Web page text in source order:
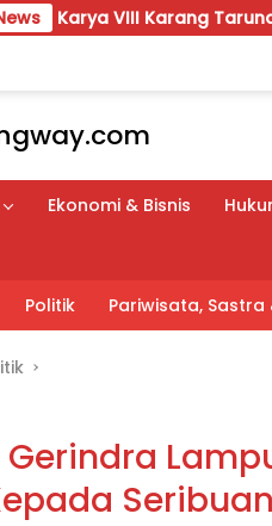
Taruna Lampung Siap
Ekonomi & Bisnis
Politik Pariwisata, Sastra